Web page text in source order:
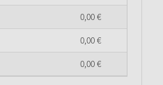
0,00€
0,00€
0,00€